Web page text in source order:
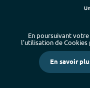
Plan du
Mentions légales et
En poursuivant
l’utilisation de
En savoir